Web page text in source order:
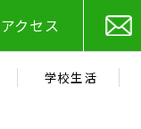
アクセス
学校生活